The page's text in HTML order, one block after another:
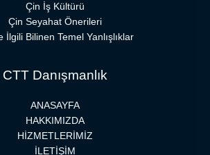
Çin İş Kültürü
Çin Seyahat Önerileri
İlgili Bilinen Temel Yanlışlıklar
CTT Danışmanlık
ANASAYFA
HAKKIMIZDA
HİZMETLERİMİZ
İLETİŞİM